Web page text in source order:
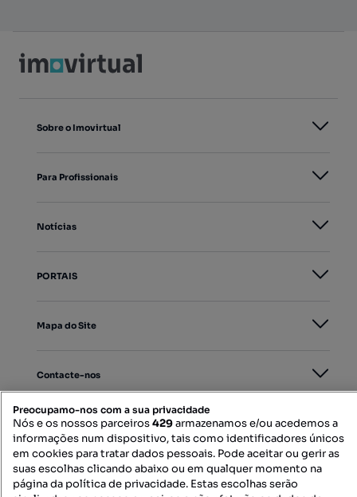
Sobre o Imovirtual
Para Profissionais
Notícias
PORTAIS
Mapa do Site
Contacte-nos
SIGA-NOS:
DESCARREGAR NA:
Preocupamo-nos com a sua privacidade
Nós e os nossos parceiros429armazenamos e/ou acedemos a
informações num dispositivo, tais como identificadores únicos
em cookies para tratar dados pessoais. Pode aceitar ou gerir as
suas escolhas clicando abaixo ou em qualquer momento na
página da política de privacidade. Estas escolhas serão